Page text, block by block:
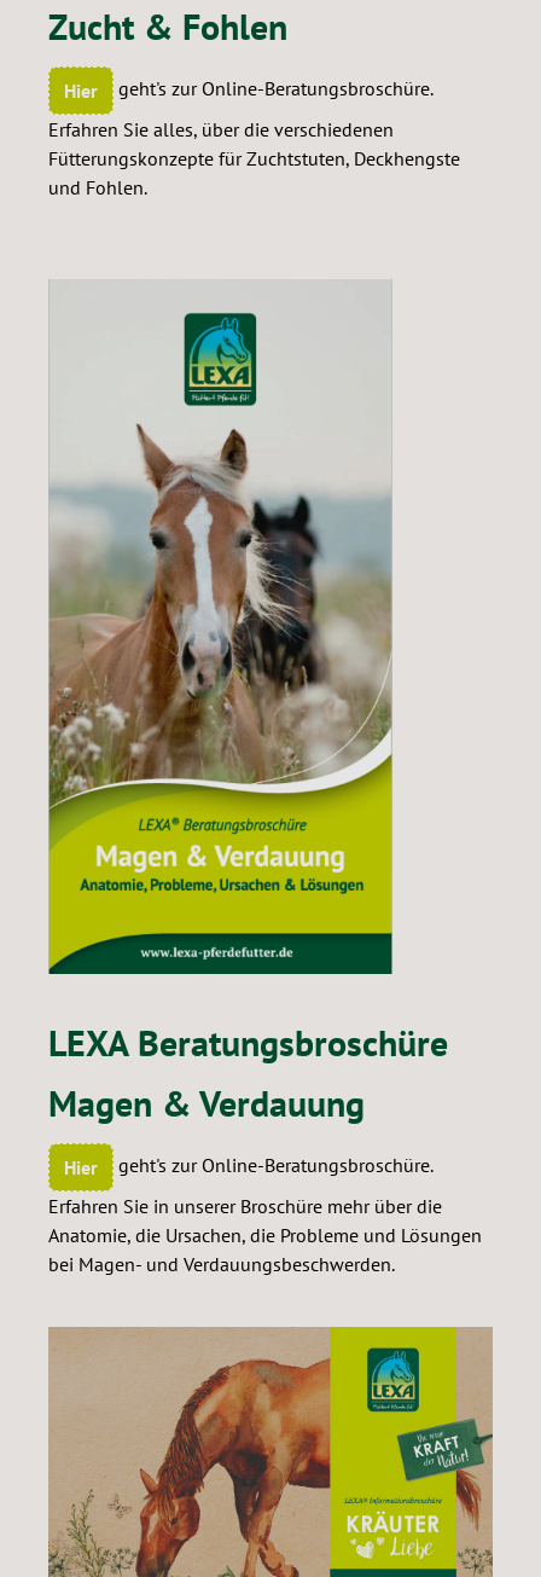
Zucht & Fohlen
Hier
geht's zur Online-Beratungsbroschüre.
Erfahren Sie alles, über die verschiedenen
Fütterungskonzepte für Zuchtstuten, Deckhengste
und Fohlen.
LEXA Beratungsbroschüre
Magen & Verdauung
Hier
geht's zur Online-Beratungsbroschüre.
Erfahren Sie in unserer Broschüre mehr über die
Anatomie, die Ursachen, die Probleme und Lösungen
bei Magen- und Verdauungsbeschwerden.